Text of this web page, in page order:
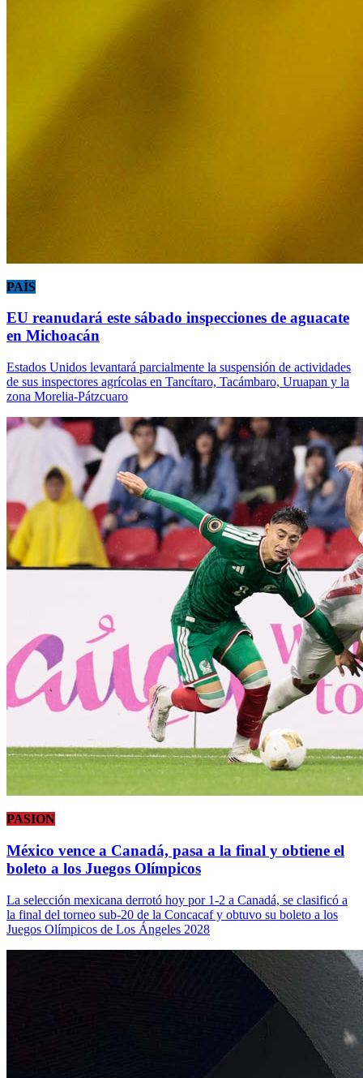
PAÍS
EU reanudará este sábado inspecciones de aguacate
en Michoacán
Estados Unidos levantará parcialmente la suspensión de actividades
de sus inspectores agrícolas en Tancítaro, Tacámbaro, Uruapan y la
zona Morelia-Pátzcuaro
PASION
México vence a Canadá, pasa a la final y obtiene el
boleto a los Juegos Olímpicos
La selección mexicana derrotó hoy por 1-2 a Canadá, se clasificó a
la final del torneo sub-20 de la Concacaf y obtuvo su boleto a los
Juegos Olímpicos de Los Ángeles 2028